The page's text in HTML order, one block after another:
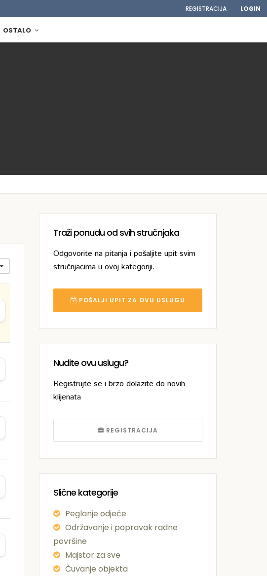
REGISTRACIJA LOGIN
OSTALO
Traži ponudu od svih stručnjaka
Odgovorite na pitanja i pošaljite upit svim
stručnjacima u ovoj kategoriji.
POŠALJI UPIT ZA OVU USLUGU
Nudite ovu uslugu?
Registrujte se i brzo dolazite do novih
klijenata
REGISTRACIJA
Slične kategorije
Peglanje odjeće
Održavanje i popravak radne
površine
Majstor za sve
Čuvanje objekta